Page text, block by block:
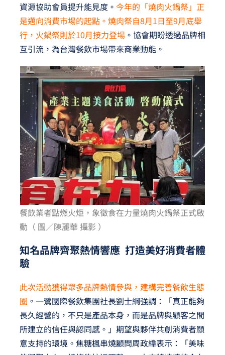
資源協助會員提升能見度。 今年的「燒肉火鍋祭」正
是邁向消費市場的起點。燒肉祭自8月1日至9月底舉
行，火鍋祭則於10月接力登場。協會期盼透過品牌相
互引流，為台灣餐飲市場帶來商業動能。
餐飲業者點燃火炬，象徵食在力量燒肉火鍋祭正式啟
動（ 圖／陳麗華 攝影 ）
知名品牌齊聚熱情響應 打造美好消費者體
驗
此次活動獲得眾多品牌熱情參與，建構完善餐飲生態
圈 。一鷺國際餐飲集團社長劉士綱強調：「真正能夠
長久經營的，不只是產品本身，而是品牌與顧客之間
所建立的信任與認同感。」期望與夥伴共創消費者願
意支持的環境。焦糖楓串燒顧問周政緯表示：「美味